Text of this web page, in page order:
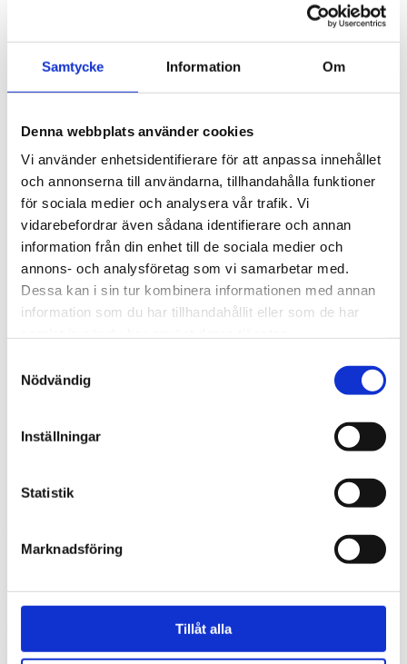
Samtycke Information Om
Denna webbplats använder cookies
Vi använder enhetsidentifierare för att anpassa innehållet
och annonserna till användarna, tillhandahålla funktioner
för sociala medier och analysera vår trafik. Vi
vidarebefordrar även sådana identifierare och annan
information från din enhet till de sociala medier och
annons- och analysföretag som vi samarbetar med.
Dessa kan i sin tur kombinera informationen med annan
information som du har tillhandahållit eller som de har
Nödvändig
Inställningar
Statistik
Marknadsföring
Tillåt alla
Accesskonsult
Mobil-appar
Webbutveckling
Excel-makeover
Affärskonsult
KPI-beräkningar
Riskkapital
Process-experter
Likviditetsplanerare för Fortnox
Budgetmodell
CRM-system
Likviditetsberäkning
Incidentrapporterare
Excelkurs
Excel Avancerad kurs
VBA Grundkurs
Kontakta oss
Fler dör nu av cancer än hjärt-
Fler dör nu av cancer än hjärt-kärl-sjukdomar
Fler dör nu av cancer än hjärt-kärl-